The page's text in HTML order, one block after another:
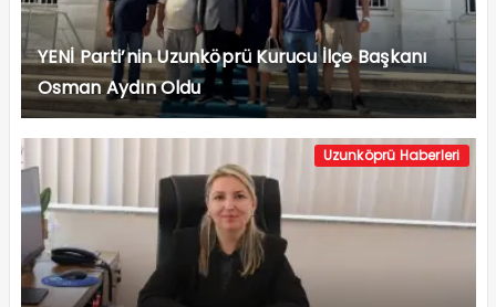
YENİ Parti’nin Uzunköprü Kurucu İlçe Başkanı
Osman Aydın Oldu
Uzunköprü Haberleri